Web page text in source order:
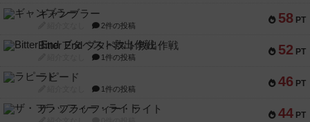
58 PT
ギャンブラー
2件の投稿
52 PT
Bitter End ブタペスト救出作戦
1件の投稿
46 PT
ラピード
1件の投稿
44 PT
ザ・フラッフィー・ライト